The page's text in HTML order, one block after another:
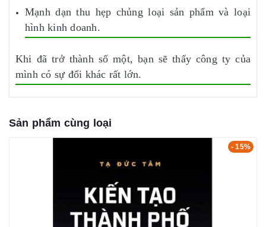
Mạnh dạn thu hẹp chủng loại sản phẩm và loại
hình kinh doanh.
Khi đã trở thành số một, bạn sẽ thấy công ty của
mình có sự đổi khác rất lớn.
Sản phẩm cùng loại
- 15%